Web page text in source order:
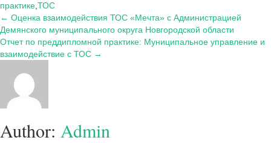
практике ТОС
Навигация
по
записям
← Оценка взаимодействия ТОС «Мечта» с Администрацией
Демянского муниципального округа Новгородской области
Отчет по преддипломной практике: Муниципальное управление и
взаимодействие с ТОС →
Author: Admin